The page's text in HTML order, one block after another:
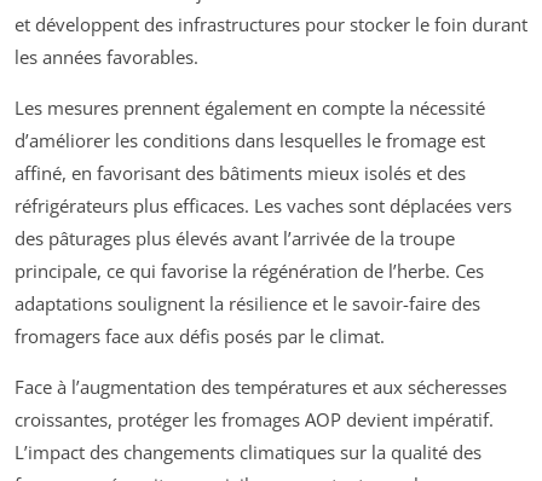
et développent des infrastructures pour stocker le foin durant
les années favorables.
Les mesures prennent également en compte la nécessité
d’améliorer les conditions dans lesquelles le fromage est
affiné, en favorisant des bâtiments mieux isolés et des
réfrigérateurs plus efficaces. Les vaches sont déplacées vers
des pâturages plus élevés avant l’arrivée de la troupe
principale, ce qui favorise la régénération de l’herbe. Ces
adaptations soulignent la résilience et le savoir-faire des
fromagers face aux défis posés par le climat.
Face à l’augmentation des températures et aux sécheresses
croissantes, protéger les fromages AOP devient impératif.
L’impact des changements climatiques sur la qualité des